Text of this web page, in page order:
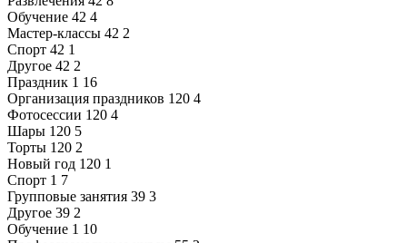
Обучение 42 4
Мастер-классы 42 2
Спорт 42 1
Другое 42 2
Праздник 1 16
Организация праздников 120 4
Фотосессии 120 4
Шары 120 5
Торты 120 2
Новый год 120 1
Спорт 1 7
Групповые занятия 39 3
Другое 39 2
Обучение 1 10